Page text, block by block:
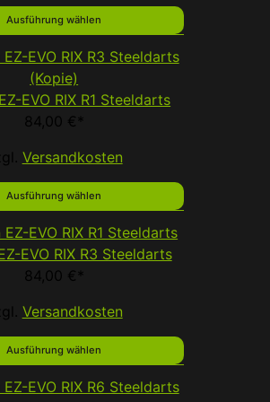
Ausführung wählen
EVO RIX R1 Steeldarts
84,00 € *
Versandkosten
Ausführung wählen
EVO RIX R3 Steeldarts
84,00 € *
Versandkosten
Ausführung wählen